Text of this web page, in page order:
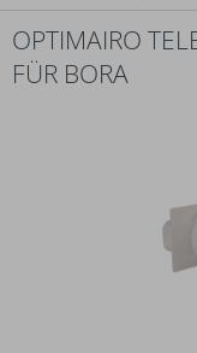
OPTIMAIRO
FÜR BORA